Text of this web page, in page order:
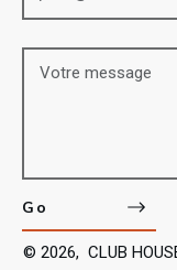
Go
© 2026, CLUB